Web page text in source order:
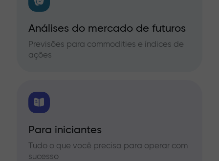
Análises do mercado de futuros
Previsões para commodities e índices de
ações
Para iniciantes
Tudo o que você precisa para operar com
sucesso